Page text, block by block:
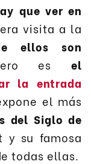
que ver en
visita a la
ellos son
esel
la entrada
el más
del Siglo de
y su famosa
todas ellas.